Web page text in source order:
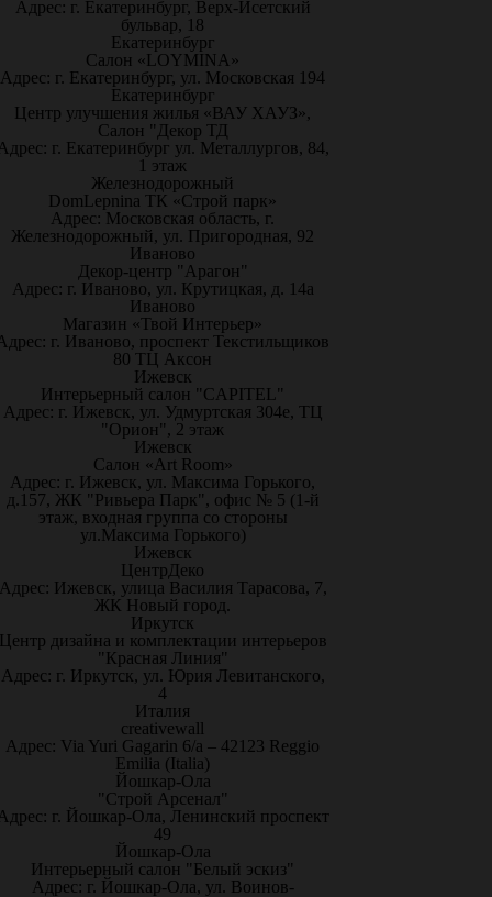
Адрес: г. Екатеринбург, Верх-Исетский
бульвар, 18
Екатеринбург
Салон «LOYMINA»
Адрес: г. Екатеринбург, ул. Московская 194
Екатеринбург
Центр улучшения жилья «ВАУ ХАУЗ»,
Салон "Декор ТД
г. Екатеринбург ул. Металлургов, 84,
1 этаж
Железнодорожный
DomLepnina ТК «Строй парк»
Адрес: Московская область, г.
Железнодорожный, ул. Пригородная, 92
Иваново
Декор-центр "Арагон"
Адрес: г. Иваново, ул. Крутицкая, д. 14а
Иваново
Магазин «Твой Интерьер»
г. Иваново, проспект Текстильщиков
80 ТЦ Аксон
Ижевск
Интерьерный салон "CAPITEL"
Адрес: г. Ижевск, ул. Удмуртская 304е, ТЦ
"Орион", 2 этаж
Ижевск
Салон «Art Room»
Адрес: г. Ижевск, ул. Максима Горького,
д.157, ЖК "Ривьера Парк", офис № 5 (1-й
этаж, входная группа со стороны
ул.Максима Горького)
Ижевск
ЦентрДеко
Ижевск, улица Василия Тарасова, 7,
ЖК Новый город.
Иркутск
дизайна и комплектации интерьеров
"Красная Линия"
Адрес: г. Иркутск, ул. Юрия Левитанского,
4
Италия
creativewall
Адрес: Via Yuri Gagarin 6/a – 42123 Reggio
Emilia (Italia)
Йошкар-Ола
"Строй Арсенал"
г. Йошкар-Ола, Ленинский проспект
49
Йошкар-Ола
Интерьерный салон "Белый эскиз"
Адрес: г. Йошкар-Ола, ул. Воинов-